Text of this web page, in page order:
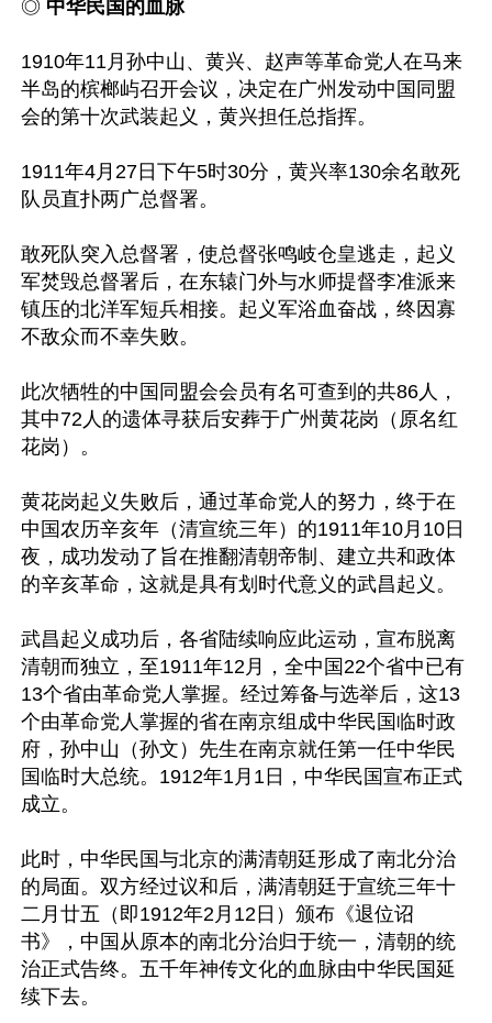
◎ 中华民国的血脉
1910年11月孙中山、黄兴、赵声等革命党人在马来
半岛的槟榔屿召开会议，决定在广州发动中国同盟
会的第十次武装起义，黄兴担任总指挥。
1911年4月27日下午5时30分，黄兴率130余名敢死
队员直扑两广总督署。
敢死队突入总督署，使总督张鸣岐仓皇逃走，起义
军焚毁总督署后，在东辕门外与水师提督李准派来
镇压的北洋军短兵相接。起义军浴血奋战，终因寡
不敌众而不幸失败。
此次牺牲的中国同盟会会员有名可查到的共86人，
其中72人的遗体寻获后安葬于广州黄花岗（原名红
花岗）。
黄花岗起义失败后，通过革命党人的努力，终于在
中国农历辛亥年（清宣统三年）的1911年10月10日
夜，成功发动了旨在推翻清朝帝制、建立共和政体
的辛亥革命，这就是具有划时代意义的武昌起义。
武昌起义成功后，各省陆续响应此运动，宣布脱离
清朝而独立，至1911年12月，全中国22个省中已有
13个省由革命党人掌握。经过筹备与选举后，这13
个由革命党人掌握的省在南京组成中华民国临时政
府，孙中山（孙文）先生在南京就任第一任中华民
国临时大总统。1912年1月1日，中华民国宣布正式
成立。
此时，中华民国与北京的满清朝廷形成了南北分治
的局面。双方经过议和后，满清朝廷于宣统三年十
二月廿五（即1912年2月12日）颁布《退位诏
书》，中国从原本的南北分治归于统一，清朝的统
治正式告终。五千年神传文化的血脉由中华民国延
续下去。